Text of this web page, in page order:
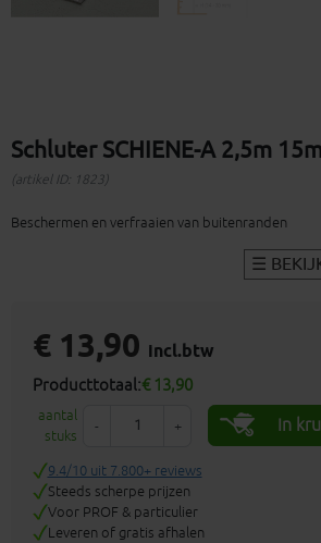
Schluter SCHIENE-A 2,5m
(artikel ID: 1823)
Beschermen en verfraaien van buitenranden
€ 13,90 incl.btw
Producttotaal:€ 13,90
aantal
stuks
- + In
9.4/10 uit 7.800+ reviews
Steeds scherpe prijzen
Voor PROF & particulier
Leveren of gratis afhalen